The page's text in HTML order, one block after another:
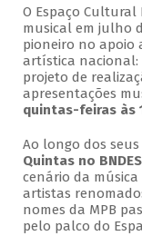
O Espaço Cultural
musical em julho
pioneiro no apoio
artística nacional:
projeto de
apresentações
quintas-feiras às
Ao longo dos
Quintas no BNDES
cenário da
artistas
nomes da MPB
pelo palco do